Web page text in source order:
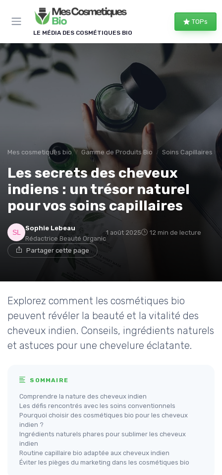
LE MÉDIA DES COSMÉTIQUES BIO
TOPs
Mes cosmetiques bio Gamme de Produits Bio Soins Capillaires
Les secrets des cheveux
indiens : un trésor naturel
pour vos soins capillaires
Sophie Lebeau
Rédactrice Beauté Organic
1 août 2025 12 min de lecture
Partager cette page
Explorez comment les cosmétiques bio
peuvent révéler la beauté et la vitalité des
cheveux indien. Conseils, ingrédients naturels
et astuces pour une chevelure éclatante.
SOMMAIRE
Comprendre la nature des cheveux indien
Les défis rencontrés avec les soins conventionnels
Pourquoi choisir des cosmétiques bio pour les cheveux
indien ?
Ingrédients naturels phares pour sublimer les cheveux
indien
Routine capillaire bio adaptée aux cheveux indien
Éviter les pièges du marketing dans les cosmétiques bio
Panneau de gestion des cookies